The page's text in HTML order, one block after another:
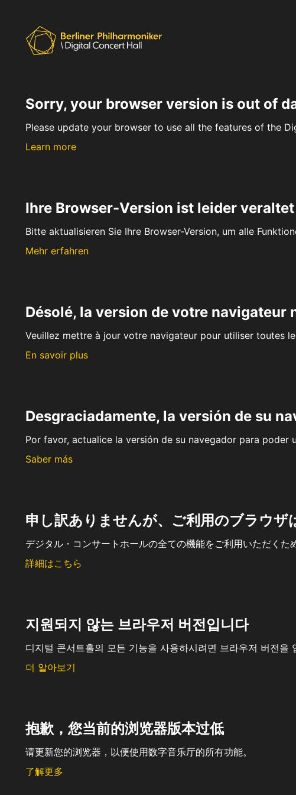
Sorry, your browser version is out of
Please update your browser to use all the features of the
Learn more
Ihre Browser-Version ist leider veraltet
Bitte aktualisieren Sie Ihre Browser-Version, um alle
Mehr erfahren
Désolé, la version de votre navigateur
Veuillez mettre à jour votre navigateur pour utiliser toutes
En savoir plus
Desgraciadamente, la versión de su
Por favor, actualice la versión de su navegador para
Saber más
申し訳ありませんが、ご利用のブラウザ
デジタル・コンサートホールの全ての機能をご利用いただくた
詳細はこちら
지원되지 않는 브라우저 버전입니다
디지털 콘서트홀의 모든 기능을 사용하시려면 브라우저 버전을
더 알아보기
抱歉，您当前的浏览器版本过低
请更新您的浏览器，以便使用数字音乐厅的所有功能。
了解更多